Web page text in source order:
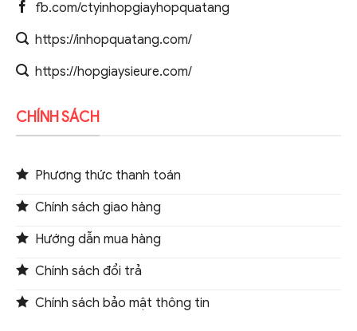
fb.com/ctyinhopgiayhopquatang
https://inhopquatang.com/
https://hopgiaysieure.com/
CHÍNH SÁCH
Phương thức thanh toán
Chính sách giao hàng
Hướng dẫn mua hàng
Chính sách đổi trả
Chính sách bảo mật thông tin